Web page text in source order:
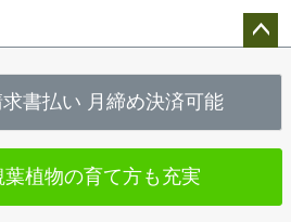
へ
書払い 月締め決済可能
葉植物の育て方も充実